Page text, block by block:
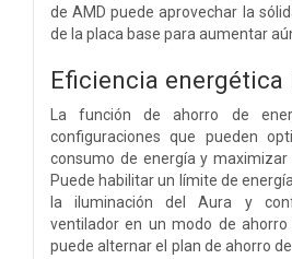
de AMD puede aprovechar la
de la placa base para aumentar
Eficiencia energética
La función de ahorro de
configuraciones que pueden
consumo de energía y maximizar
Puede habilitar un límite de
la iluminación del Aura y
ventilador en un modo de ahorro
puede alternar el plan de ahorro